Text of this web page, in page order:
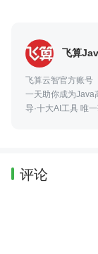
飞算
飞算云智官方账号
一天助你成为Java高手! 一键生成完整工程代码 自研专有
导·
评论